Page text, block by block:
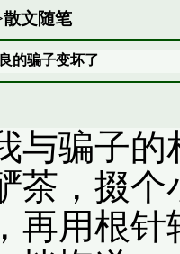
散文随笔
的骗子变坏了
与骗子
茶，掇
再用根